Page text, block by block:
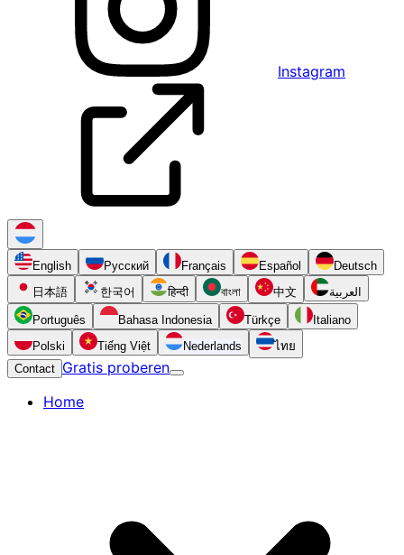
Instagram
English Русский Français Español
Deutsch
日本語
한국어 हिन्दी বাংলা 中文 العربية
Português Bahasa Indonesia Türkçe
Italiano
Polski
Tiếng Việt Nederlands
ไทย
Contact Gratis proberen
Home